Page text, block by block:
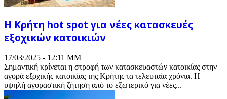
Η Κρήτη hot spot για νέες κατασκευές
εξοχικών κατοικιών
17/03/2025 - 12:11 ΜΜ
Σημαντική κρίνεται η στροφή των κατασκευαστών κατοικίας στην
αγορά εξοχικής κατοικίας της Κρήτης τα τελευταία χρόνια. Η
υψηλή αγοραστική ζήτηση από το εξωτερικό για νέες...